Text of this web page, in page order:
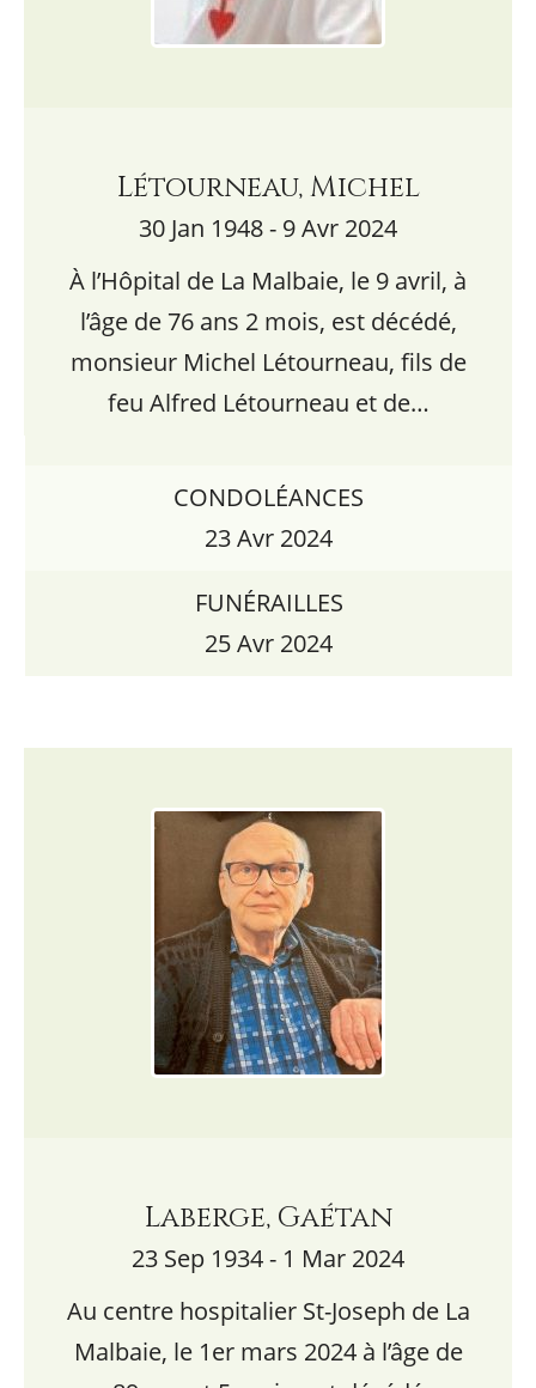
Létourneau, Michel
30 Jan 1948 - 9 Avr 2024
À l’Hôpital de La Malbaie, le 9 avril, à
l’âge de 76 ans 2 mois, est décédé,
monsieur Michel Létourneau, fils de
feu Alfred Létourneau et de…
CONDOLÉANCES
23 Avr 2024
FUNÉRAILLES
25 Avr 2024
Laberge, Gaétan
23 Sep 1934 - 1 Mar 2024
Au centre hospitalier St-Joseph de La
Malbaie, le 1er mars 2024 à l’âge de